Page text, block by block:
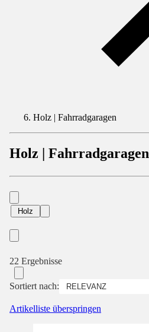
Holz | Fahrradgaragen
Holz | Fahrradgaragen
Holz
22 Ergebnisse
Sortiert nach:
Artikelliste überspringen